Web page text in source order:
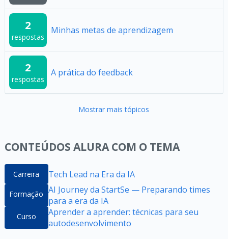
2
respostas
Minhas metas de aprendizagem
2
respostas
A prática do feedback
Mostrar mais tópicos
CONTEÚDOS ALURA COM O TEMA
Carreira Tech Lead na Era da IA
Formação AI Journey da StartSe — Preparando times
para a era da IA
Curso
Aprender a aprender: técnicas para seu
autodesenvolvimento